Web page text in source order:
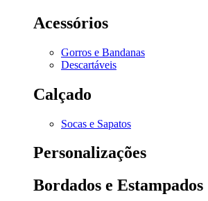
Acessórios
Gorros e Bandanas
Descartáveis
Calçado
Socas e Sapatos
Personalizações
Bordados e Estampados